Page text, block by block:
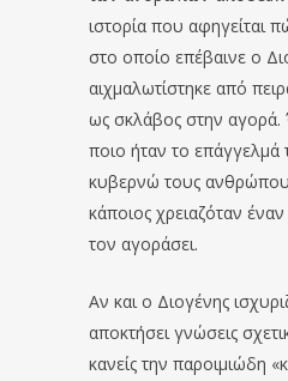
ιστορία που αφηγείται
στο οποίο επέβαινε ο
αιχμαλωτίστηκε από
ως σκλάβος στην
ποιο ήταν το
κυβερνώ τους
κάποιος χρειαζόταν
τον αγοράσει.
Αν και ο Διογένης
αποκτήσει γνώσεις
κανείς την παροιμιώδη